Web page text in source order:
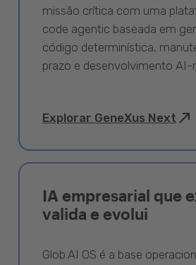
missão crítica com uma
code agentic baseada em
código determinística,
prazo e desenvolvimento AI-
Explorar GeneXus Next
IA empresarial que
valida e evolui
Glob.AI OS é a base